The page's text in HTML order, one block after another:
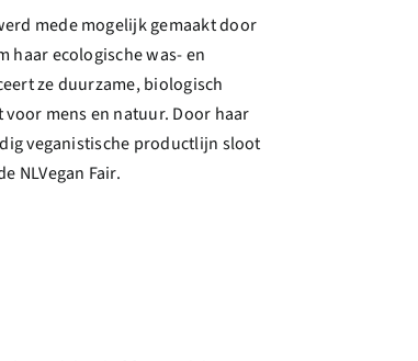
mede mogelijk gemaakt door
haar ecologische was- en
ze duurzame, biologisch
mens en natuur. Door haar
veganistische productlijn sloot
NLVegan Fair.